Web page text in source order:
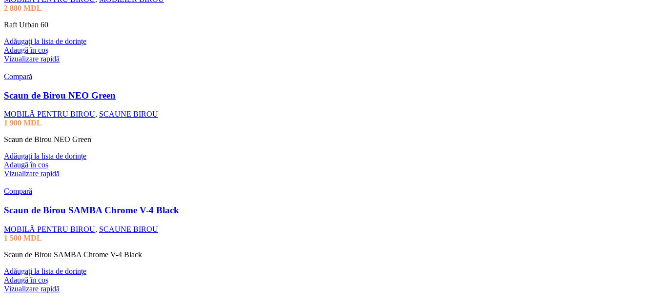
2 880 MDL
Raft Urban 60
Adăugați la lista de dorințe
Adaugă în coș
Vizualizare rapidă
Compară
Scaun de Birou NEO Green
MOBILĂ PENTRU BIROU, SCAUNE BIROU
1 900 MDL
Scaun de Birou NEO Green
Adăugați la lista de dorințe
Adaugă în coș
Vizualizare rapidă
Compară
Scaun de Birou SAMBA Chrome V-4 Black
MOBILĂ PENTRU BIROU, SCAUNE BIROU
1 500 MDL
Scaun de Birou SAMBA Chrome V-4 Black
Adăugați la lista de dorințe
Adaugă în coș
Vizualizare rapidă